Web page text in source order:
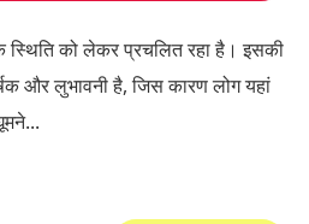
स्थिति को लेकर प्रचलित रहा है। इसकी
और लुभावनी है, जिस कारण लोग यहां